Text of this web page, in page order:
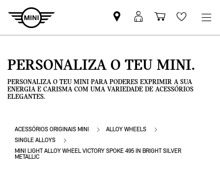
Pesquisar
parceiro
Iniciar
sessão
Carrinho
de
Wishlist
PERSONALIZA O TEU MINI.
PERSONALIZA O TEU MINI PARA PODERES EXPRIMIR A SUA
ENERGIA E CARISMA COM UMA VARIEDADE DE ACESSÓRIOS
ELEGANTES.
ACESSÓRIOS ORIGINAIS MINI
ALLOY WHEELS
SINGLE ALLOYS
MINI LIGHT ALLOY WHEEL VICTORY SPOKE 495 IN BRIGHT SILVER
METALLIC